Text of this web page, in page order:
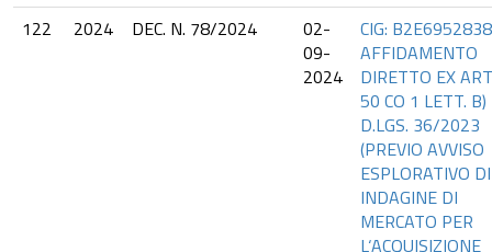
122
2024 DEC. N. 78/2024
02-
09-
2024
CIG:
AFFIDAMENTO
DIRETTO EX
50 CO 1 LETT. B)
D.LGS. 36/2023
(PREVIO AVVISO
ESPLORATIVO DI
INDAGINE DI
MERCATO PER
L‘ACQUISIZIONE